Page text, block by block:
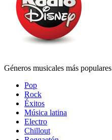
Géneros musicales más populares
Pop
Rock
Éxitos
Música latina
Electro
Chillout